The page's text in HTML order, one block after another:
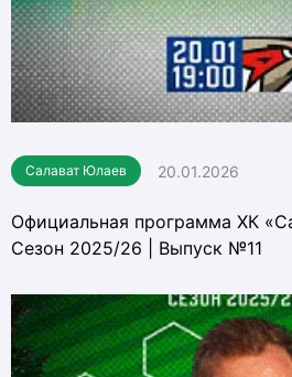
Салават Юлаев 20.01.2026
Официальная программа ХК
Сезон 2025/26 | Выпуск №11